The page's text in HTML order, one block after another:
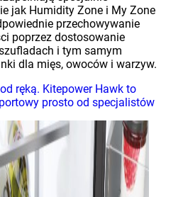
jak Humidity Zone i My Zone
przechowywanie
poprzez dostosowanie
i tym samym
dla mięs, owoców i warzyw.
ręką. Kitepower Hawk to
prosto od specjalistów